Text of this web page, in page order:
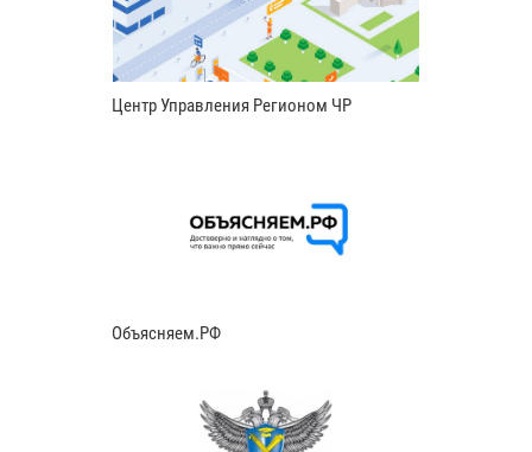
Центр Управления Регионом ЧР
Объясняем.РФ